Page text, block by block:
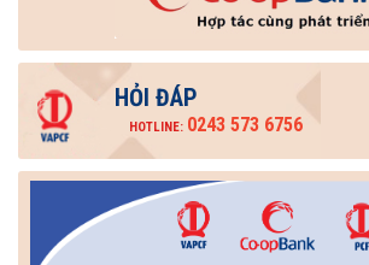
HỎI ĐÁP
HOTLINE: 0243 573 6756